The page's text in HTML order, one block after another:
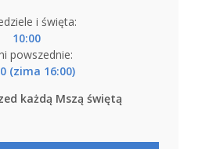
i święta:
10:00
powszednie:
(zima 16:00)
każdą Mszą świętą